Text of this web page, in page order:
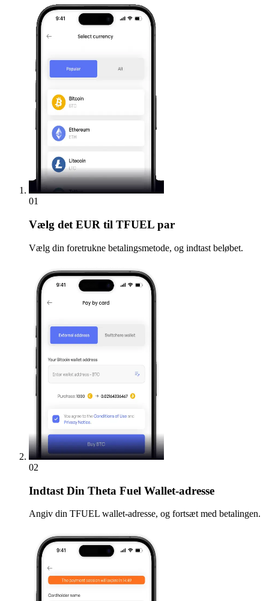
01
Vælg det EUR til TFUEL par
Vælg din foretrukne betalingsmetode, og indtast beløbet.
02
Indtast Din Theta Fuel Wallet-adresse
Angiv din TFUEL wallet-adresse, og fortsæt med betalingen.